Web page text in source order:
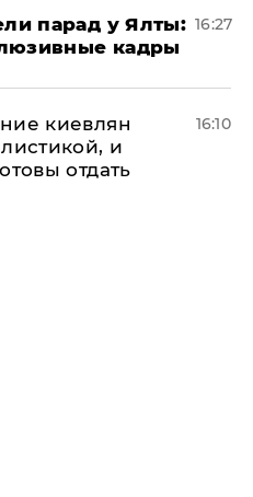
парад у Ялты:
кадры
16:27
киевлян
и
отдать
16:10